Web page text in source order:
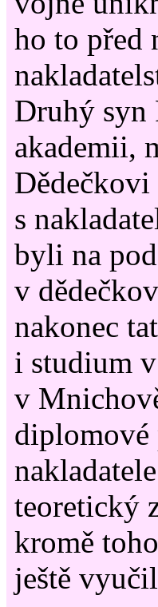
ho to před
Druhý syn
akademii,
Dědečkovi
s
byli na
v
nakonec
i studium
v
diplomové
teoretický
kromě
ještě